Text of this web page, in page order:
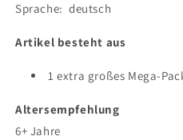
Sprache: deutsch
Artikel besteht aus
1 extra großes Mega-
Altersempfehlung
6+ Jahre